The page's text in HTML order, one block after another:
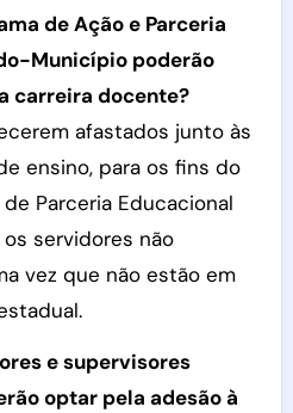
de Ação e Parceria
Município poderão
carreira docente?
afastados junto às
ensino, para os fins do
Parceria Educacional
servidores não
vez que não estão em
e supervisores
optar pela adesão à